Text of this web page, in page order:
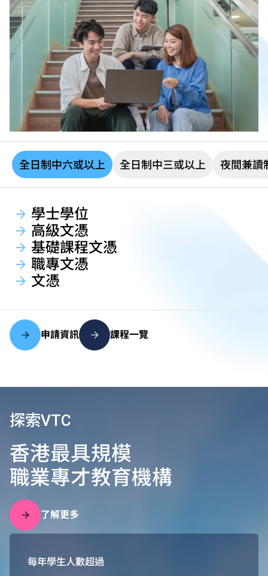
全日制中六或以上 全日制中三或以上 夜間兼讀
學士學位
高級文憑
基礎課程文憑
職專文憑
文憑
申請資訊 課程一覽
探索VTC
香港最具規模
職業專才教育機構
了解更多
每年學生人數超過